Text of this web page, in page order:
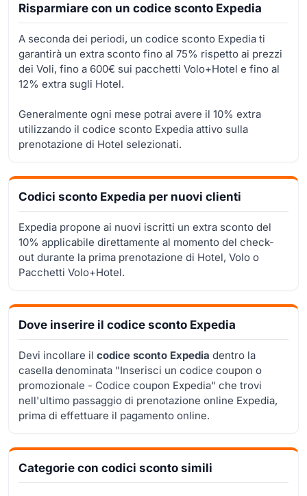
Risparmiare con un codice sconto Expedia
A seconda dei periodi, un codice sconto Expedia ti
garantirà un extra sconto fino al 75% rispetto ai prezzi
dei Voli, fino a 600€ sui pacchetti Volo+Hotel e fino al
12% extra sugli Hotel.
Generalmente ogni mese potrai avere il 10% extra
utilizzando il codice sconto Expedia attivo sulla
prenotazione di Hotel selezionati.
Codici sconto Expedia per nuovi clienti
Expedia propone ai nuovi iscritti un extra sconto del
10% applicabile direttamente al momento del check-
out durante la prima prenotazione di Hotel, Volo o
Pacchetti Volo+Hotel.
Dove inserire il codice sconto Expedia
Devi incollare il codice sconto Expedia dentro la
casella denominata "Inserisci un codice coupon o
promozionale - Codice coupon Expedia" che trovi
nell'ultimo passaggio di prenotazione online Expedia,
prima di effettuare il pagamento online.
Categorie con codici sconto simili